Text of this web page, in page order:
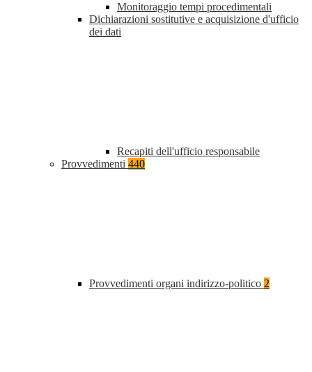
Monitoraggio tempi procedimentali
Dichiarazioni sostitutive e acquisizione d'ufficio
dei dati
Recapiti dell'ufficio responsabile
Provvedimenti 440
Provvedimenti organi indirizzo-politico 2